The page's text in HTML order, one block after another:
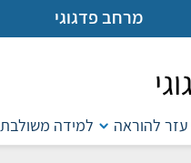
מרחב פדגוגי
עזר להוראה למידה משולבת